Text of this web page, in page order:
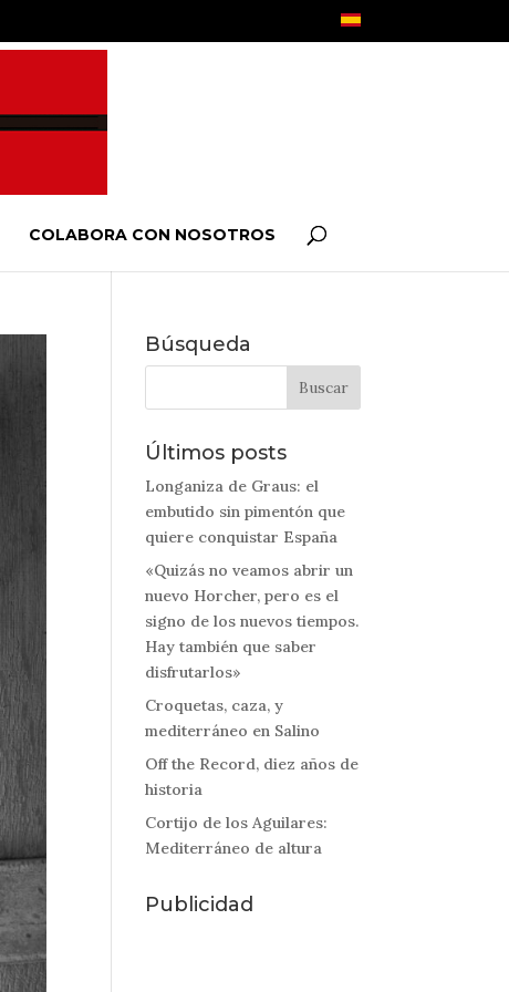
COLABORA CON NOSOTROS
Búsqueda
Últimos posts
Longaniza de Graus: el
embutido sin pimentón que
quiere conquistar España
«Quizás no veamos abrir un
nuevo Horcher, pero es el
signo de los nuevos tiempos.
Hay también que saber
disfrutarlos»
Croquetas, caza, y
mediterráneo en Salino
Off the Record, diez años de
historia
Cortijo de los Aguilares:
Mediterráneo de altura
Publicidad